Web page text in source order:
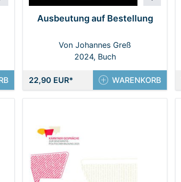
Ausbeutung auf Bestellung
Von Johannes Greß
2024, Buch
22,90 EUR WARENKORB